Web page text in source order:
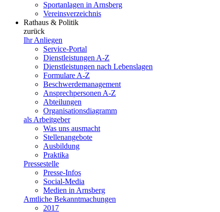
Sportanlagen in Arnsberg
Vereinsverzeichnis
Rathaus & Politik
zurück
Ihr Anliegen
Service-Portal
Dienstleistungen A-Z
Dienstleistungen nach Lebenslagen
Formulare A-Z
Beschwerdemanagement
Ansprechpersonen A-Z
Abteilungen
Organisationsdiagramm
als Arbeitgeber
Was uns ausmacht
Stellenangebote
Ausbildung
Praktika
Pressestelle
Presse-Infos
Social-Media
Medien in Arnsberg
Amtliche Bekanntmachungen
2017